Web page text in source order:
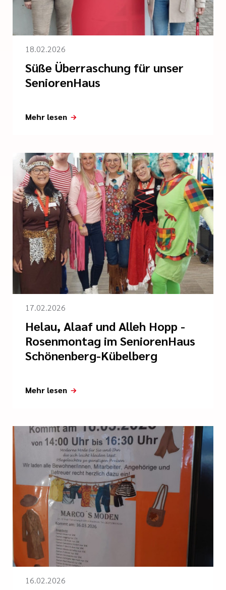
18.02.2026
Süße Überraschung für unser
SeniorenHaus
Mehr lesen
17.02.2026
Helau, Alaaf und Alleh Hopp -
Rosenmontag im SeniorenHaus
Schönenberg-Kübelberg
Mehr lesen
16.02.2026